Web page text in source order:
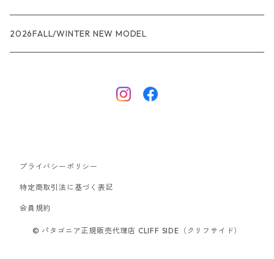
R1エア
R1
ジャケット・アウター
スウェットシャツ・フーディ
ボードショーツ
レインウェアー
2026FALL/WINTER NEW MODEL
プライバシーポリシー
特定商取引法に基づく表記
会員規約
© パタゴニア正規販売代理店 CLIFF SIDE（クリフサイド）